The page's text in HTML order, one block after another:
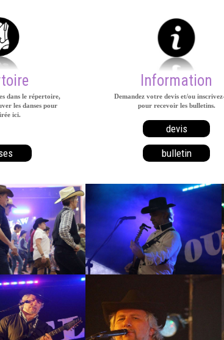
dans le répertoire,
les danses pour
ici.
Information
Demandez votre devis et/ou
pour recevoir les bulletins.
devis
bulletin